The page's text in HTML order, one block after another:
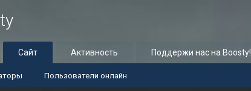
Сайт
Пользователи онлайн
Активность Поддержи нас на Boosty!